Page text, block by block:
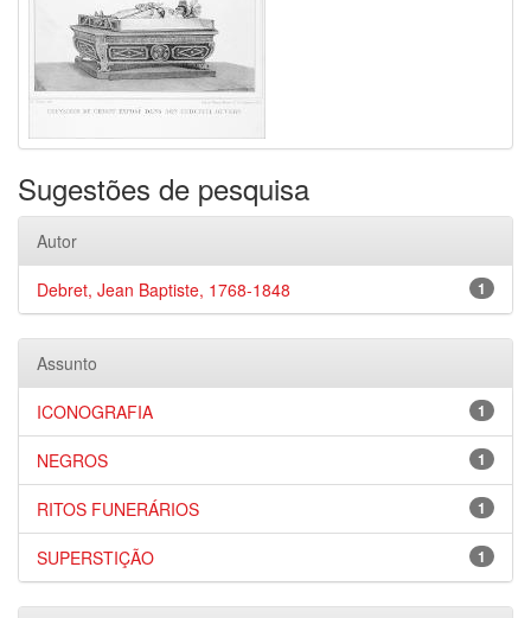
Sugestões de pesquisa
Autor
1
Debret, Jean Baptiste, 1768-1848
Assunto
1
ICONOGRAFIA
1
NEGROS
1
RITOS FUNERÁRIOS
1
SUPERSTIÇÃO